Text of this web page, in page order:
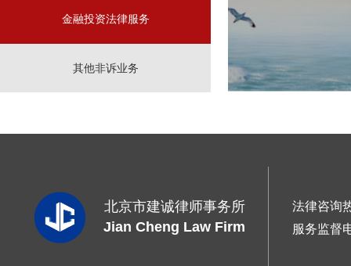
金融投资法律服务
其他非诉业务
Jian Cheng Law Firm
北京市建诚律师事务所
法律咨询
服务监督